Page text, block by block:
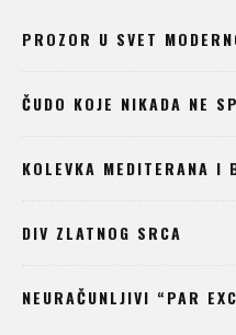
PROZOR U SVET
ČUDO KOJE NIKADA NE
KOLEVKA MEDITERANA I
DIV ZLATNOG SRCA
NEURAČUNLJIVI “PAR